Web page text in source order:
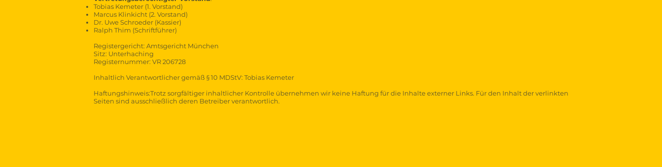
Tobias Kemeter (1. Vorstand)
Marcus Klinkicht (2. Vorstand)
Dr. Uwe Schroeder (Kassier)
Ralph Thim (Schriftführer)
Registergericht: Amtsgericht München
Sitz: Unterhaching
Registernummer: VR 206728
Inhaltlich Verantwortlicher gemäß § 10 MDStV: Tobias Kemeter
Haftungshinweis:Trotz sorgfältiger inhaltlicher Kontrolle übernehmen wir keine Haftung für die Inhalte externer Links. Für den Inhalt der verlinkten
Seiten sind ausschließlich deren Betreiber verantwortlich.